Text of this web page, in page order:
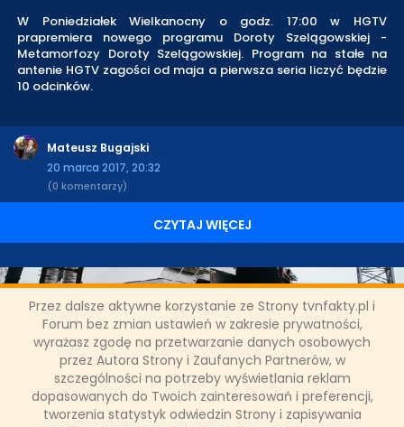
Przez dalsze aktywne korzystanie ze Strony tvnfakty.pl i
Forum bez zmian ustawień w zakresie prywatności,
wyrażasz zgodę na przetwarzanie danych osobowych
przez Autora Strony i Zaufanych Partnerów, w
szczególności na potrzeby wyświetlania reklam
dopasowanych do Twoich zainteresowań i preferencji,
tworzenia statystyk odwiedzin Strony i zapisywania
W Poniedziałek Wielkanocny o godz. 17:00 w HGTV
prapremiera nowego programu Doroty Szelągowskiej -
Metamorfozy Doroty Szelągowskiej. Program na stałe na
antenie HGTV zagości od maja a pierwsza seria liczyć będzie
10 odcinków.
Mateusz Bugajski
20 marca 2017, 20:32
(0 komentarzy)
CZYTAJ WIĘCEJ
"Powrót do Czarnobyla" w TVN
Turbo